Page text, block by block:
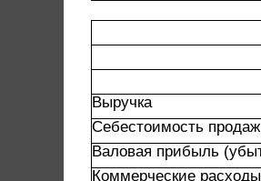
Выручка
Себестоимость продаж
Валовая прибыль
Коммерческие расходы